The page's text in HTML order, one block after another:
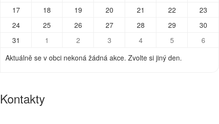
17
18 19 20 21 22
23
24
25 26 27 28 29
30
31
1 2 3 4 5
6
Aktuálně se v obci nekoná žádná akce. Zvolte si jiný den.
Kontakty